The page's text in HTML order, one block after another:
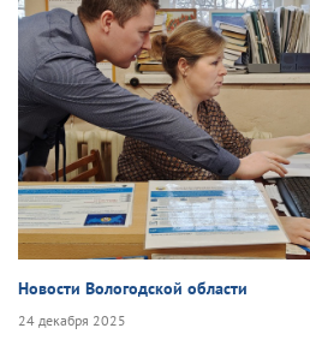
Новости Вологодской области
24 декабря 2025